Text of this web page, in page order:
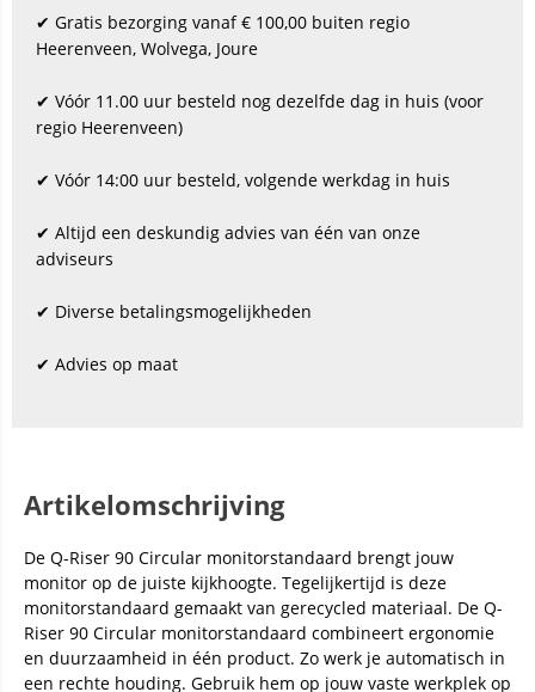
✔ Gratis bezorging vanaf € 100,00 buiten regio
Heerenveen, Wolvega, Joure
✔ Vóór 11.00 uur besteld nog dezelfde dag in huis (voor
regio Heerenveen)
✔ Vóór 14:00 uur besteld, volgende werkdag in huis
✔ Altijd een deskundig advies van één van onze
adviseurs
✔ Diverse betalingsmogelijkheden
✔ Advies op maat
Artikelomschrijving
De Q-Riser 90 Circular monitorstandaard brengt jouw
monitor op de juiste kijkhoogte. Tegelijkertijd is deze
monitorstandaard gemaakt van gerecycled materiaal. De Q-
Riser 90 Circular monitorstandaard combineert ergonomie
en duurzaamheid in één product. Zo werk je automatisch in
een rechte houding. Gebruik hem op jouw vaste werkplek op